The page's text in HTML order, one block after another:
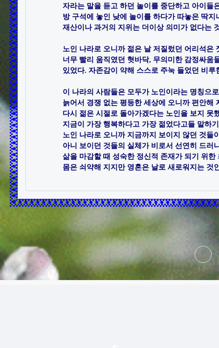
자라는 말을 듣고 하던 놀이를 중단하고 아이들
방 구석에 놓인 낮에 놀이를 하다가 따놓은 딱
재산이나 과거의 지위는 더이상 의미가 없다는
노인 나라로 오니까 젊은 날 저질렀던 어리석은
너무 빨리 움직였던 혓바닥, 무의미한 감정싸움
있었다. 자존감이 약해 스스로 주눅 들었던 비
이 나라의 사람들은 모두가 노인이라는 명칭으
늙어서 경쟁 없는 평등한 세상에 오니까 편안해
다시 젊은 시절로 돌아가겠다는 노인을 보지 못
지금이 가장 행복하다고 가장 젊었다고들 말하
노인 나라로 오니까 지금까지 보이지 않던 것들
아니 보이던 것들의 실체가 비로서 선연히 드러
삶을 마감할 때 성숙한 정신적 존재가 되기 위
몸은 쇠약해 지지만 영혼은 날로 새로워지는 것
현
재
게
시
글